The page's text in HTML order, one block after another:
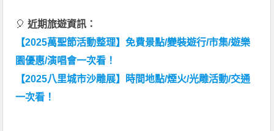
🎈近期旅遊資訊：
【2025萬聖節活動整理】免費景點/變裝遊行/市集/遊樂
園優惠/演唱會一次看！
【2025八里城市沙雕展】時間地點/煙火/光雕活動/交通
一次看！